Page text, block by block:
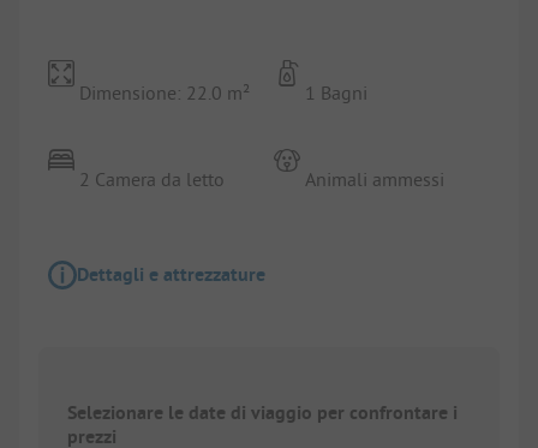
Dimensione: 22.0 m²
2 Camera da letto
1 Bagni
Animali ammessi
Dettagli e attrezzature
Selezionare le date di viaggio per confrontare i
prezzi